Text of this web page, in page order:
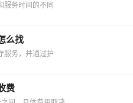
服务时间的不同
么找
服务，并通过护
费